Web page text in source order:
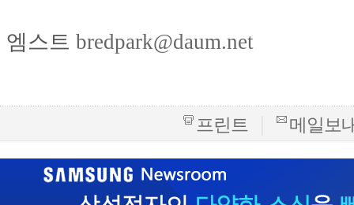
엠스트 bredpark@daum.net
프린트 메일보